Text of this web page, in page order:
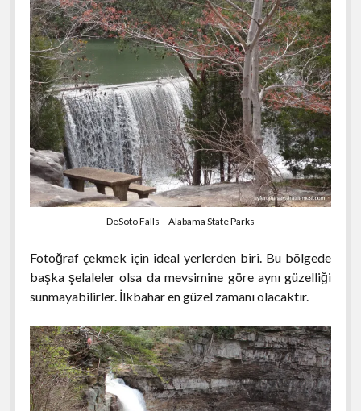
DeSoto Falls – Alabama State Parks
Fotoğraf çekmek için ideal yerlerden biri. Bu bölgede
başka şelaleler olsa da mevsimine göre aynı güzelliği
sunmayabilirler. İlkbahar en güzel zamanı olacaktır.